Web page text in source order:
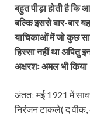
बहुत पीड़ा होती है कि
बल्कि इससे बार-बार
याचिकाओं में जो कुछ
हिस्सा नहीं था अपितु
अक्षरशः अमल भी
अंततः मई 1921 में
निरंजन टाकले( द